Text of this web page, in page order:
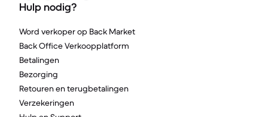
Hulp nodig?
Word verkoper op Back Market
Back Office Verkoopplatform
Betalingen
Bezorging
Retouren en terugbetalingen
Verzekeringen